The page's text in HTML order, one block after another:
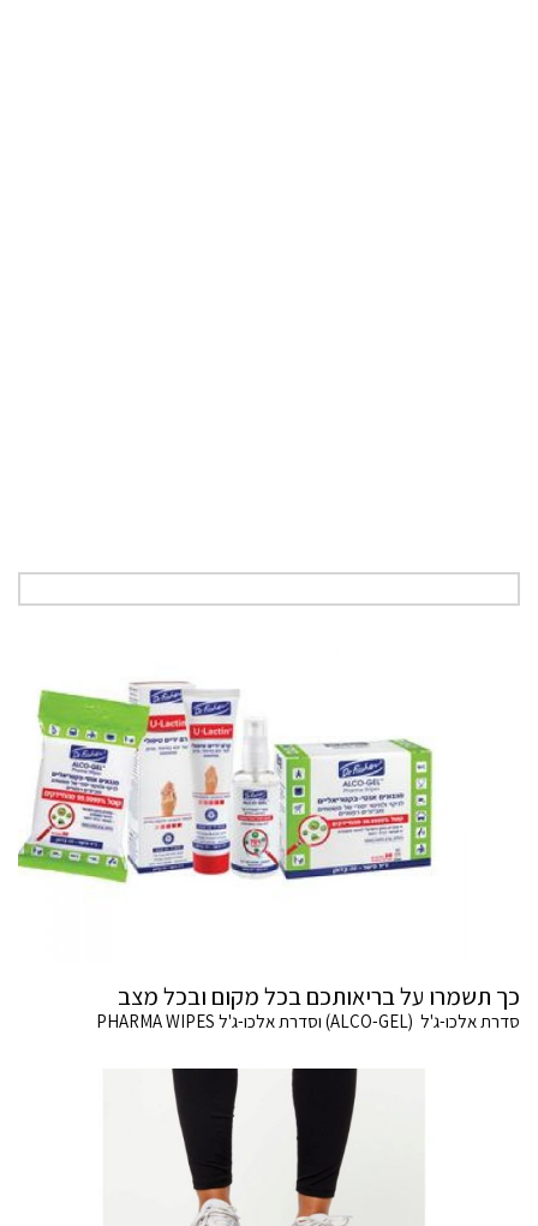
כך תשמרו על בריאותכם בכל מקום ובכל מצב
סדרת אלכו-ג'ל (ALCO-GEL) וסדרת אלכו-ג'ל PHARMA WIPES